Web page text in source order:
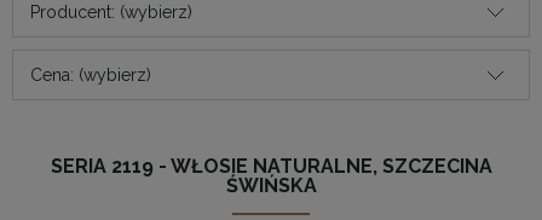
Producent: (wybierz)
Cena: (wybierz)
SERIA 2119 - WŁOSIE NATURALNE, SZCZECINA
ŚWIŃSKA